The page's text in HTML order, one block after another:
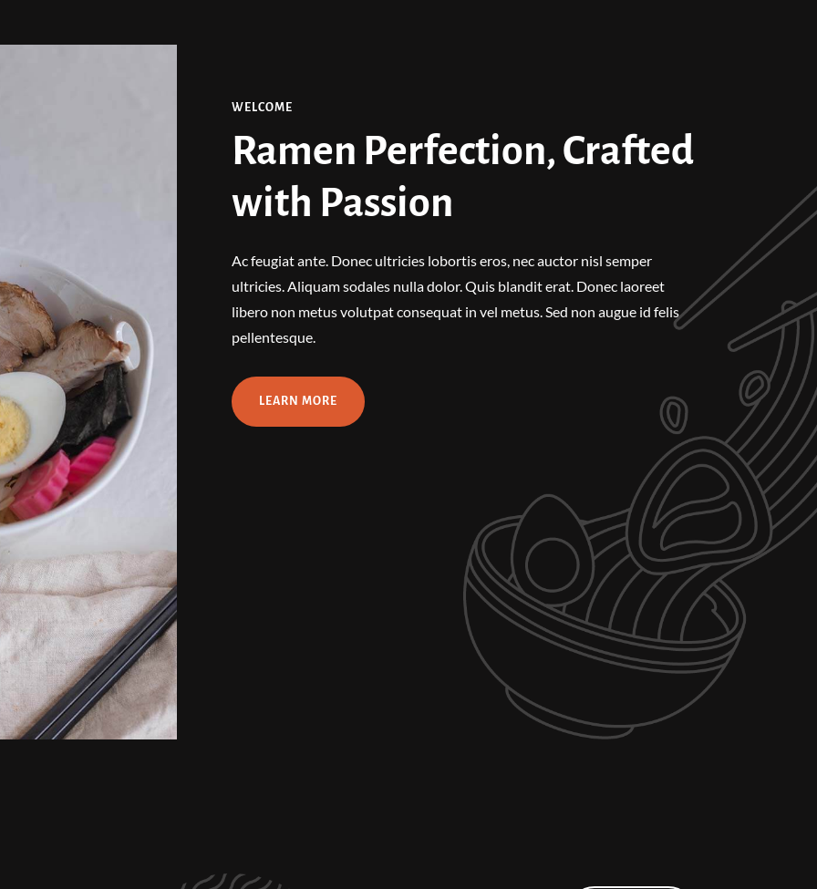
WELCOME
Ramen Perfection, Crafted
with Passion
Ac feugiat ante. Donec ultricies lobortis eros, nec auctor nisl semper
ultricies. Aliquam sodales nulla dolor. Quis blandit erat. Donec laoreet
libero non metus volutpat consequat in vel metus. Sed non augue id felis
pellentesque.
LEARN MORE